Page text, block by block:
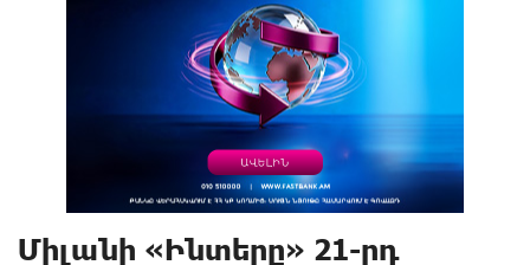
Միլանի «Ինտերը» 21-րդ